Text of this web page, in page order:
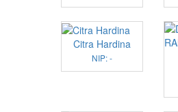
Citra Hardina
NIP: -